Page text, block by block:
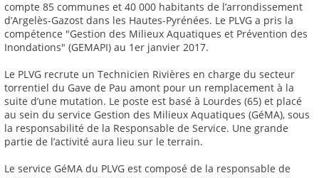
compte 85 communes et 40 000 habitants de l’arrondissement
d’Argelès-Gazost dans les Hautes-Pyrénées. Le PLVG a pris la
compétence "Gestion des Milieux Aquatiques et Prévention des
Inondations" (GEMAPI) au 1er janvier 2017.
Le PLVG recrute un Technicien Rivières en charge du secteur
torrentiel du Gave de Pau amont pour un remplacement à la
suite d’une mutation. Le poste est basé à Lourdes (65) et placé
au sein du service Gestion des Milieux Aquatiques (GéMA), sous
la responsabilité de la Responsable de Service. Une grande
partie de l’activité aura lieu sur le terrain.
Le service GéMA du PLVG est composé de la responsable de